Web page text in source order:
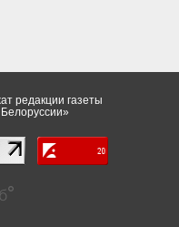
редакции газеты